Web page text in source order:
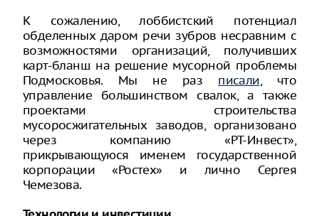
К сожалению, лоббистский потенциал
обделенных даром речи зубров несравним с
возможностями организаций, получивших
карт-бланш на решение мусорной проблемы
Подмосковья. Мы не раз писали, что
управление большинством свалок, а также
проектами строительства
мусоросжигательных заводов, организовано
через компанию «РТ-Инвест»,
прикрывающуюся именем государственной
корпорации «Ростех» и лично Сергея
Чемезова.